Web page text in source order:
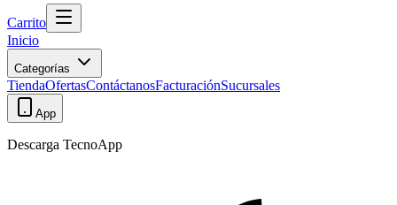
Carrito
Inicio
Categorías
TiendaOfertasContáctanosFacturaciónSucursales
App
Descarga TecnoApp